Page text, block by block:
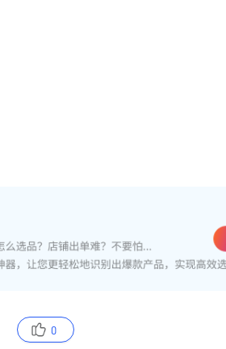
0